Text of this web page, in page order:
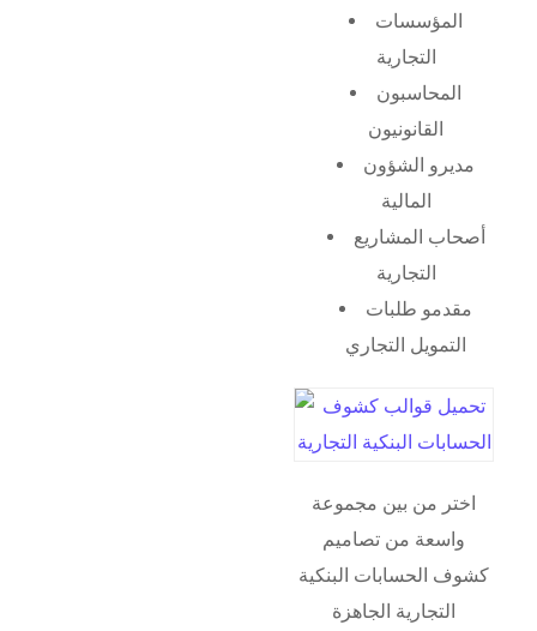
المؤسسات
التجارية
المحاسبون
القانونيون
مديرو الشؤون
المالية
أصحاب المشاريع
التجارية
مقدمو طلبات
التمويل التجاري
اختر من بين مجموعة
واسعة من تصاميم
كشوف الحسابات البنكية
التجارية الجاهزة